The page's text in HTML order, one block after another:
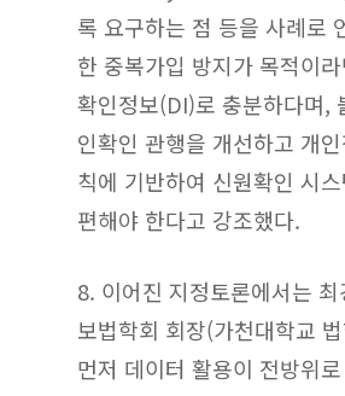
록 요구하는 점 등을 사례로
한 중복가입 방지가 목적이
확인정보(DI)로 충분하다며,
인확인 관행을 개선하고 개
칙에 기반하여 신원확인 시
편해야 한다고 강조했다.
8. 이어진 지정토론에서는
보법학회 회장(가천대학교
먼저 데이터 활용이 전방위